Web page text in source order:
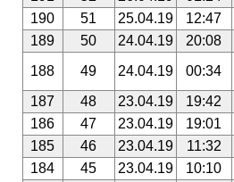
190
51 25.04.19 12:47
189
50 24.04.19 20:08
188
49 24.04.19 00:34
187
48 23.04.19 19:42
186
47 23.04.19 19:01
185
46 23.04.19 11:32
184
45 23.04.19 10:10